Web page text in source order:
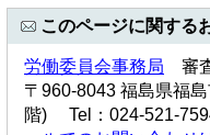
このページに関する
労働委員会事務局 審
〒960-8043 福島県福
階) Tel：024-521-